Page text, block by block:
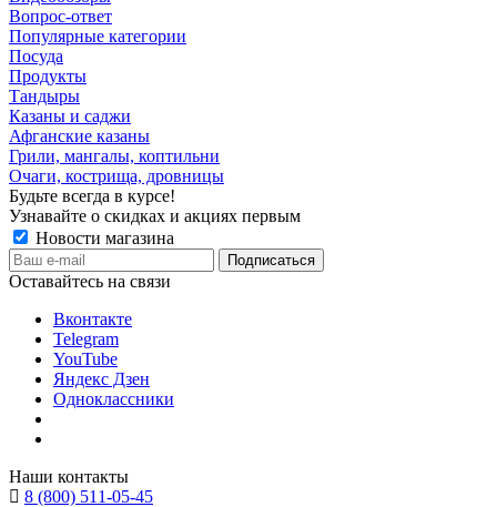
Вопрос-ответ
Популярные категории
Посуда
Продукты
Тандыры
Казаны и саджи
Афганские казаны
Грили, мангалы, коптильни
Очаги, кострища, дровницы
Будьте всегда в курсе!
Узнавайте о скидках и акциях первым
Новости магазина
Оставайтесь на связи
Вконтакте
Telegram
YouTube
Яндекс Дзен
Одноклассники
Наши контакты
8 (800) 511-05-45